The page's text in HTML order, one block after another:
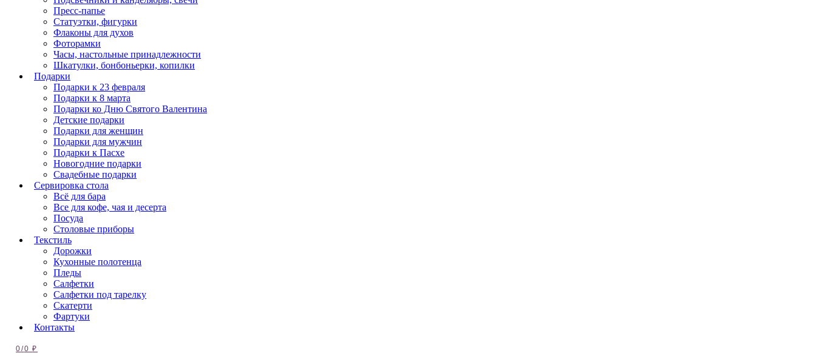
Пресс-папье
Статуэтки, фигурки
Флаконы для духов
Фоторамки
Часы, настольные принадлежности
Шкатулки, бонбоньерки, копилки
Подарки
Подарки к 23 февраля
Подарки к 8 марта
Подарки ко Дню Святого Валентина
Детские подарки
Подарки для женщин
Подарки для мужчин
Подарки к Пасхе
Новогодние подарки
Свадебные подарки
Сервировка стола
Всё для бара
Все для кофе, чая и десерта
Посуда
Столовые приборы
Текстиль
Дорожки
Кухонные полотенца
Пледы
Салфетки
Салфетки под тарелку
Скатерти
Фартуки
Контакты
0/0₽